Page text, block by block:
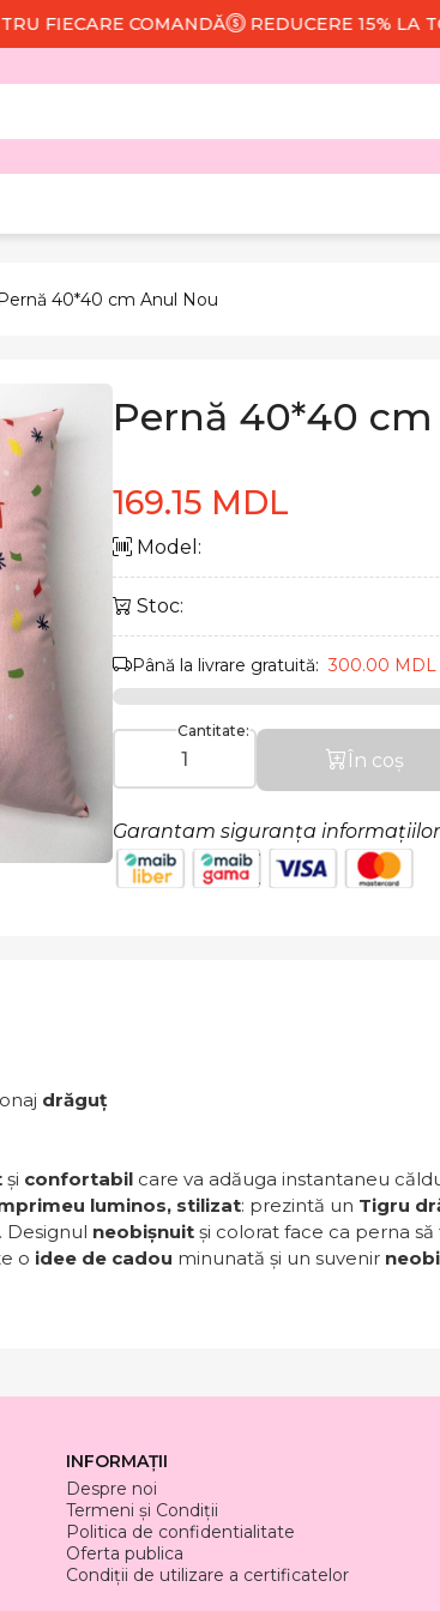
COMANDĂ REDUCERE 15% LA TOATE
40*40 cm Anul Nou
Pernă 40*40
169.15 MDL
Model:
Stoc:
Până la livrare gratuită:300.00 MDL
Cantitate:
În coș
Garantam siguranța
drăguț
și confortabil care va adăuga instantaneu
luminos, stilizat: prezintă un Tigru
. Designul neobișnuit și colorat face ca perna
o idee de cadou minunată și un suvenir
INFORMAȚII
Despre noi
Termeni și Condiții
Politica de confidentialitate
Oferta publica
Condiții de utilizare a certificatelor